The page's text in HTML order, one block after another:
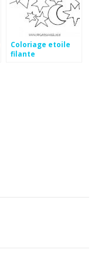
Coloriage etoile
filante